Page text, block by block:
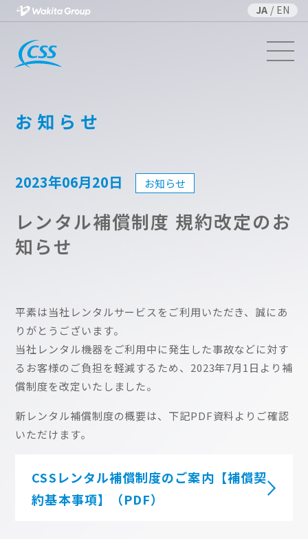
EN
/
JA
お知らせ
2023年06月20日 お知らせ
レンタル補償制度 規約改定のお
知らせ
平素は当社レンタルサービスをご利用いただき、誠にあ
りがとうございます。
当社レンタル機器をご利用中に発生した事故などに対す
るお客様のご負担を軽減するため、2023年7月1日より補
償制度を改定いたしました。
新レンタル補償制度の概要は、下記PDF資料よりご確認
いただけます。
CSSレンタル補償制度のご案内【補償契
約基本事項】（PDF）